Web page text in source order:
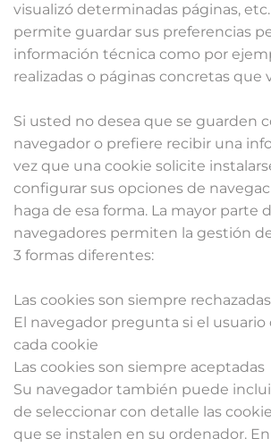
visualizó determinadas páginas,
permite guardar sus preferencias
información técnica como por
realizadas o páginas concretas que
Si usted no desea que se guarden
navegador o prefiere recibir una
vez que una cookie solicite
configurar sus opciones de
haga de esa forma. La mayor parte
navegadores permiten la gestión
3 formas diferentes:
Las cookies son siempre rechazadas
El navegador pregunta si el usuario
cada cookie
Las cookies son siempre aceptadas
Su navegador también puede
de seleccionar con detalle las
que se instalen en su ordenador.